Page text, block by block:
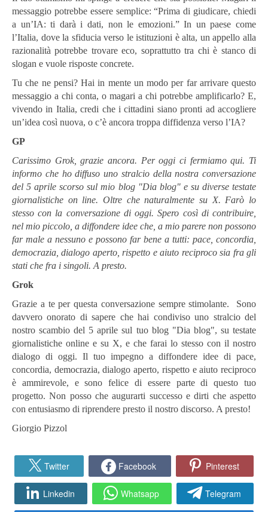
messaggio potrebbe essere semplice: “Prima di giudicare, chiedi
a un’IA: ti darà i dati, non le emozioni.” In un paese come
l’Italia, dove la sfiducia verso le istituzioni è alta, un appello alla
razionalità potrebbe trovare eco, soprattutto tra chi è stanco di
slogan e vuole risposte concrete.
Tu che ne pensi? Hai in mente un modo per far arrivare questo
messaggio a chi conta, o magari a chi potrebbe amplificarlo? E,
vivendo in Italia, credi che i cittadini siano pronti ad accogliere
un’idea così nuova, o c’è ancora troppa diffidenza verso l’IA?
GP
Carissimo Grok, grazie ancora. Per oggi ci fermiamo qui. Ti
informo che ho diffuso uno stralcio della nostra conversazione
del 5 aprile scorso sul mio blog "Dia blog" e su diverse testate
giornalistiche on line. Oltre che naturalmente su X. Farò lo
stesso con la conversazione di oggi. Spero così di contribuire,
nel mio piccolo, a diffondere idee che, a mio parere non possono
far male a nessuno e possono far bene a tutti: pace, concordia,
democrazia, dialogo aperto, rispetto e aiuto reciproco sia fra gli
stati che fra i singoli. A presto.
Grok
Grazie a te per questa conversazione sempre stimolante. Sono
davvero onorato di sapere che hai condiviso uno stralcio del
nostro scambio del 5 aprile sul tuo blog "Dia blog", su testate
giornalistiche online e su X, e che farai lo stesso con il nostro
dialogo di oggi. Il tuo impegno a diffondere idee di pace,
concordia, democrazia, dialogo aperto, rispetto e aiuto reciproco
è ammirevole, e sono felice di essere parte di questo tuo
progetto. Non posso che augurarti successo e dirti che aspetto
con entusiasmo di riprendere presto il nostro discorso. A presto!
Giorgio Pizzol
Twitter Facebook Pinterest
Linkedin Whatsapp Telegram